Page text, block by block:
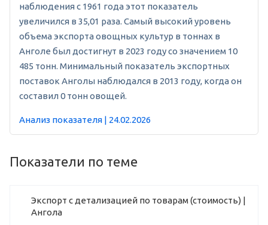
наблюдения с 1961 года этот показатель
увеличился в 35,01 раза. Самый высокий уровень
объема экспорта овощных культур в тоннах в
Анголе был достигнут в 2023 году со значением 10
485 тонн. Минимальный показатель экспортных
поставок Анголы наблюдался в 2013 году, когда он
составил 0 тонн овощей.
Анализ показателя | 24.02.2026
Показатели по теме
Экспорт с детализацией по товарам (стоимость) |
Ангола